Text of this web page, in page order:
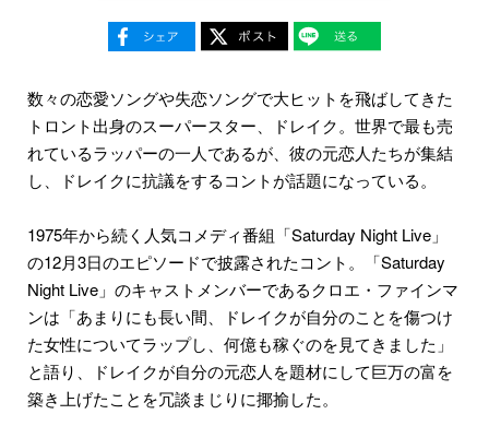
数々の恋愛ソングや失恋ソングで大ヒットを飛ばしてきた
トロント出身のスーパースター、ドレイク。世界で最も売
れているラッパーの一人であるが、彼の元恋人たちが集結
し、ドレイクに抗議をするコントが話題になっている。
1975年から続く人気コメディ番組「Saturday Night Live」
の12月3日のエピソードで披露されたコント。「Saturday
Night Live」のキャストメンバーであるクロエ・ファインマ
ンは「あまりにも長い間、ドレイクが自分のことを傷つけ
た女性についてラップし、何億も稼ぐのを見てきました」
と語り、ドレイクが自分の元恋人を題材にして巨万の富を
築き上げたことを冗談まじりに揶揄した。